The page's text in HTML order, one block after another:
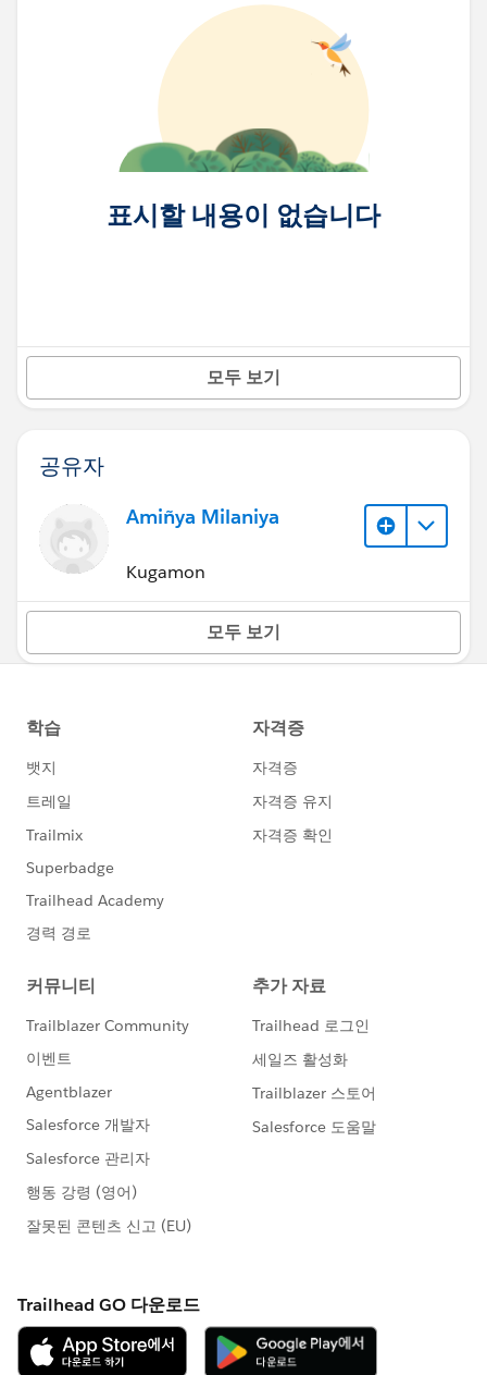
표시할 내용이 없습니다
모두 보기
공유자
Amiñya Milaniya
Kugamon
모두 보기